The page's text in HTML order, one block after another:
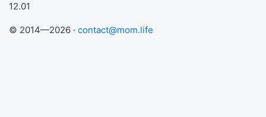
12.01
© 2014—2026 · contact@mom.life